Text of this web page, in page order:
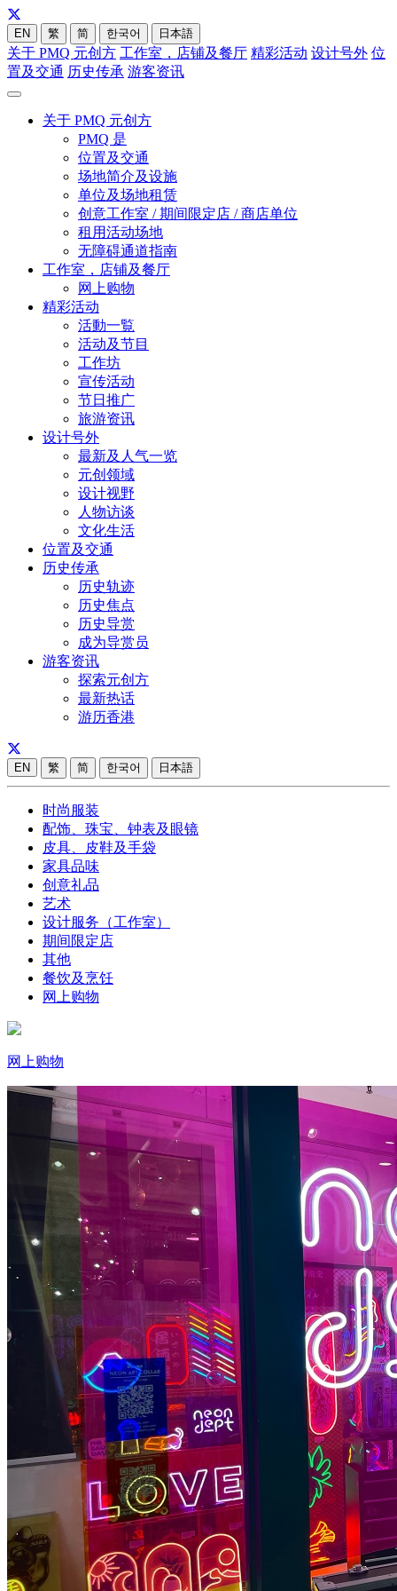
EN 繁 简 한국어 日本語
关于 PMQ 元创方 工作室，店铺及餐厅 精彩活动 设计号外 位
置及交通 历史传承 游客资讯
关于 PMQ 元创方
PMQ 是
位置及交通
场地简介及设施
单位及场地租赁
创意工作室 / 期间限定店 / 商店单位
租用活动场地
无障碍通道指南
工作室，店铺及餐厅
网上购物
精彩活动
活動一覧
活动及节目
工作坊
宣传活动
节日推广
旅游资讯
设计号外
最新及人气一览
元创领域
设计视野
人物访谈
文化生活
位置及交通
历史传承
历史轨迹
历史焦点
历史导赏
成为导赏员
游客资讯
探索元创方
最新热话
游历香港
EN 繁 简 한국어 日本語
时尚服装
配饰、珠宝、钟表及眼镜
皮具、皮鞋及手袋
家具品味
创意礼品
艺术
设计服务（工作室）
期间限定店
其他
餐饮及烹饪
网上购物
网上购物